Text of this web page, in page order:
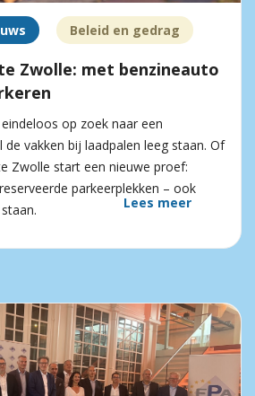
Beleid en gedrag
Zwolle: met benzineauto
op zoek naar een
vakken bij laadpalen leeg staan. Of
Zwolle start een nieuwe proef:
parkeerplekken – ook
Lees meer